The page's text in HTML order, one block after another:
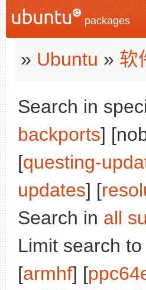
packages
» Ubuntu » 软
Search in
backports]
[questing-
updates] [
Search in all
Limit search
[armhf] [